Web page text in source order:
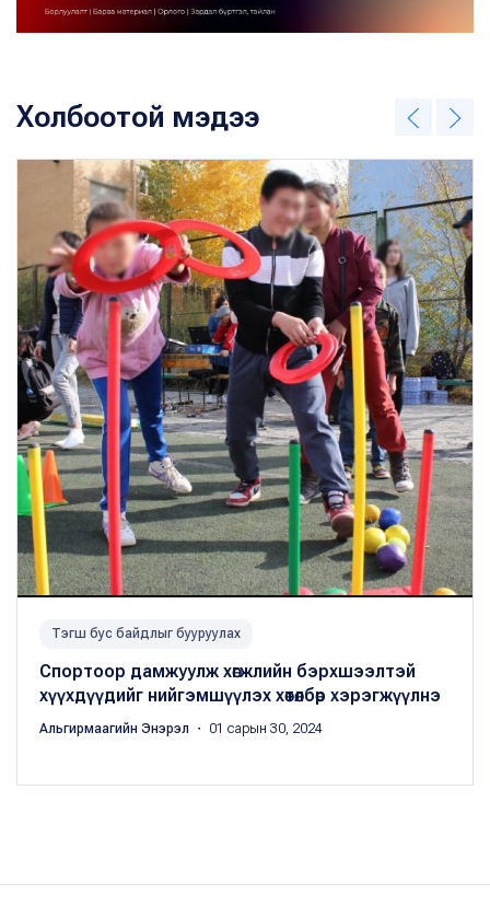
Холбоотой мэдээ
Тэгш бус байдлыг бууруулах
Спортоор дамжуулж хөгжлийн бэрхшээлтэй
хүүхдүүдийг нийгэмшүүлэх хөтөлбөр хэрэгжүүлнэ
Альгирмаагийн Энэрэл ・ 01 сарын 30, 2024